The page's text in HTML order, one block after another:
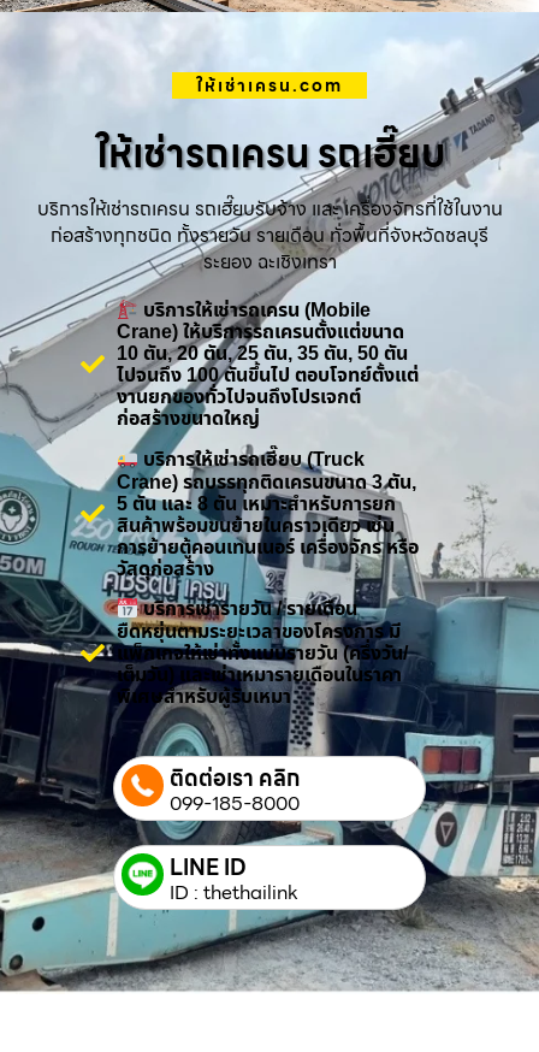
ให้เช่าเครน.com
ให้เช่ารถเครน รถเฮี๊ยบ
บริการให้เช่ารถเครน รถเฮี๊ยบรับจ้าง และ เครื่องจักรที่ใช้ในงาน
ก่อสร้างทุกชนิด ทั้งรายวัน รายเดือน ทั่วพื้นที่จังหวัดชลบุรี
ระยอง ฉะเชิงเทรา
บริการให้เช่ารถเครน (Mobile
Crane) ให้บริการรถเครนตั้งแต่ขนาด
10 ตัน, 20 ตัน, 25 ตัน, 35 ตัน, 50 ตัน
ไปจนถึง 100 ตันขึ้นไป ตอบโจทย์ตั้งแต่
งานยกของทั่วไปจนถึงโปรเจกต์
ก่อสร้างขนาดใหญ่
บริการให้เช่ารถเฮี๊ยบ (Truck
Crane) รถบรรทุกติดเครนขนาด 3 ตัน,
5 ตัน และ 8 ตัน เหมาะสำหรับการยก
สินค้าพร้อมขนย้ายในคราวเดียว เช่น
การย้ายตู้คอนเทนเนอร์ เครื่องจักร หรือ
วัสดุก่อสร้าง
บริการเช่ารายวัน / รายเดือน
ยืดหยุ่นตามระยะเวลาของโครงการ มี
แพ็กเกจให้เช่าทั้งแบบรายวัน (ครึ่งวัน/
เต็มวัน) และเช่าเหมารายเดือนในราคา
พิเศษสำหรับผู้รับเหมา
ติดต่อเรา คลิก
099-185-8000
LINE ID
ID : thethailink